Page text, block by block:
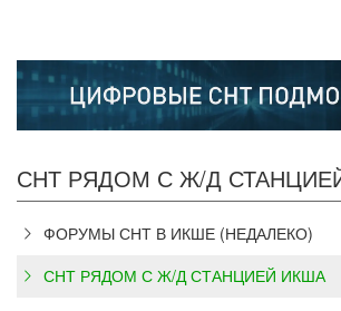
СНТ РЯДОМ С Ж/Д
ФОРУМЫ СНТ В ИКШЕ (НЕДАЛЕКО)
СНТ РЯДОМ С Ж/Д СТАНЦИЕЙ ИКША